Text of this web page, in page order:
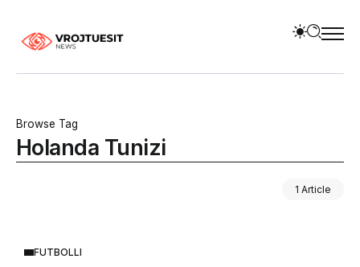
Browse Tag
Holanda Tunizi
1 Article
FUTBOLLI